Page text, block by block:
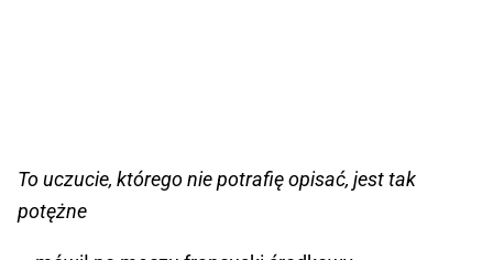
To uczucie, którego nie potrafię opisać, jest tak
potężne